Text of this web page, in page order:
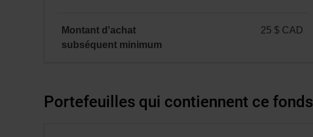
Montant d'achat
subséquent minimum
25 $ CAD
Portefeuilles qui contiennent ce fonds